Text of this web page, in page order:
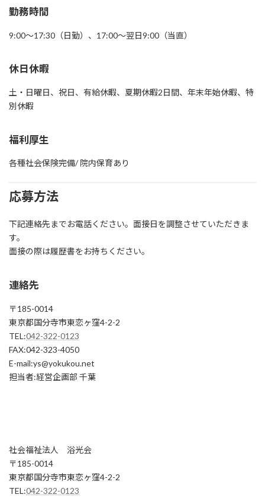
勤務時間
9:00～17:30（日勤）、17:00～翌日9:00（当直）
休日休暇
土・日曜日、祝日、有給休暇、夏期休暇2日間、年末年始休暇、特
別休暇
福利厚生
各種社会保険完備/ 院内保育あり
応募方法
下記連絡先までお電話ください。面接日を調整させていただきま
す。
面接の際は履歴書をお持ちください。
連絡先
〒185-0014
東京都国分寺市東恋ヶ窪4-2-2
TEL:042-322-0123
FAX:042-323-4050
E-mail:ys@yokukou.net
担当者:経営企画部 千葉
社会福祉法人 浴光会
〒185-0014
東京都国分寺市東恋ヶ窪4-2-2
TEL:042-322-0123